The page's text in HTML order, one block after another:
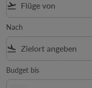
flight_takeoff
Nach
flight_land
Budget bis